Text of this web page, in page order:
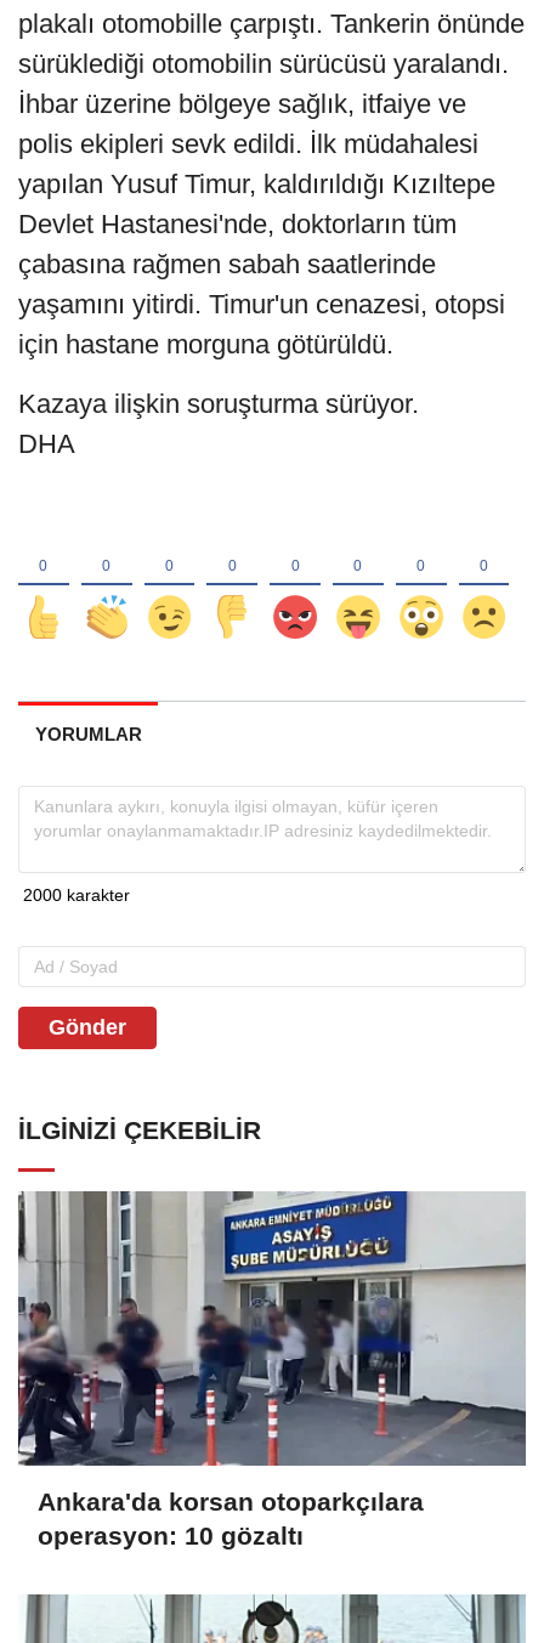
plakalı otomobille çarpıştı. Tankerin önünde
sürüklediği otomobilin sürücüsü yaralandı.
İhbar üzerine bölgeye sağlık, itfaiye ve
polis ekipleri sevk edildi. İlk müdahalesi
yapılan Yusuf Timur, kaldırıldığı Kızıltepe
Devlet Hastanesi'nde, doktorların tüm
çabasına rağmen sabah saatlerinde
yaşamını yitirdi. Timur'un cenazesi, otopsi
için hastane morguna götürüldü.
Kazaya ilişkin soruşturma sürüyor.
DHA
YORUMLAR
Gönder
İLGINIZI ÇEKEBILIR
Ankara'da korsan otoparkçılara
operasyon: 10 gözaltı